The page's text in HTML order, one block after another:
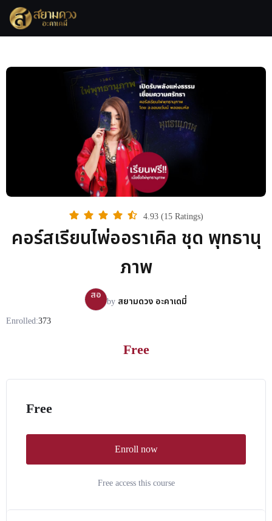
4.93 (15 Ratings)
คอร์สเรียนไพ่ออราเคิล ชุด พุทธานุ
ภาพ
สอ by สยามดวง อะคาเดมี่
Enrolled:373
Free
Free
Enroll now
Free access this course